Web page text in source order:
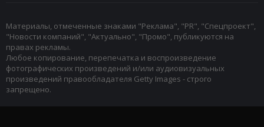
Материалы, отмеченные знаками "Реклама", "PR", "Спецпроект",
"Новости компаний", "Актуально", "Промо", публикуются на
правах рекламы.
Любое копирование, перепечатка и воспроизведение
фотографических произведений и/или аудиовизуальных
произведений правообладателя Getty Images - строго
запрещено.